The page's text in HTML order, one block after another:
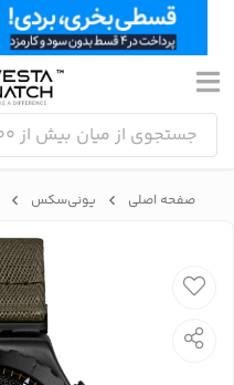
صفحه اصلی یونی‌سکس